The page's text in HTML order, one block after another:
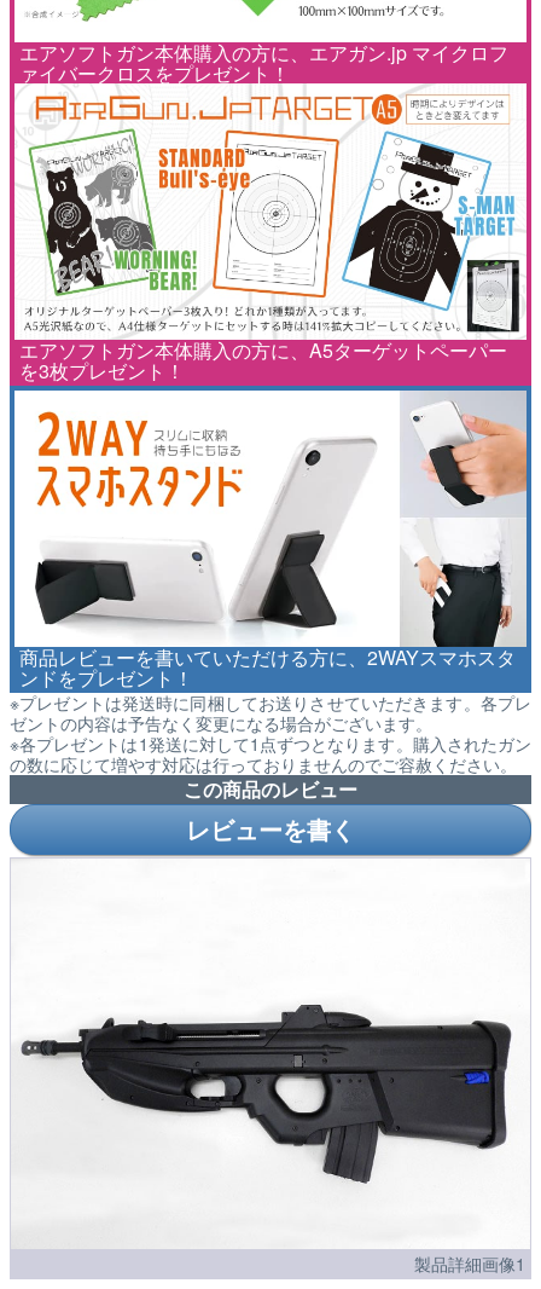
エアソフトガン本体購入の方に、エアガン.jp マイクロフ
ァイバークロスをプレゼント！
エアソフトガン本体購入の方に、A5ターゲットペーパー
を3枚プレゼント！
商品レビューを書いていただける方に、2WAYスマホスタ
ンドをプレゼント！
※プレゼントは発送時に同梱してお送りさせていただきます。各プレ
ゼントの内容は予告なく変更になる場合がございます。
※各プレゼントは1発送に対して1点ずつとなります。購入されたガン
の数に応じて増やす対応は行っておりませんのでご容赦ください。
この商品のレビュー
レビューを書く
製品詳細画像1